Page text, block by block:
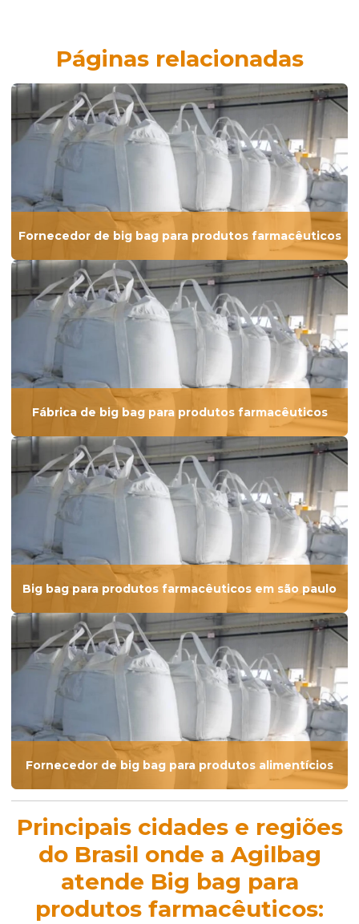
Páginas relacionadas
Fornecedor de big bag para produtos farmacêuticos
Fábrica de big bag para produtos farmacêuticos
Big bag para produtos farmacêuticos em são paulo
Fornecedor de big bag para produtos alimentícios
Principais cidades e regiões
do Brasil onde a Agilbag
atende Big bag para
produtos farmacêuticos: